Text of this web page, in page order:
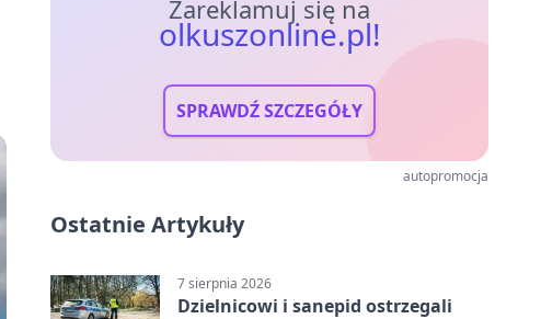
Zareklamuj się na
olkuszonline.pl!
SPRAWDŹ SZCZEGÓŁY
autopromocja
Ostatnie Artykuły
7 sierpnia 2026
Dzielnicowi i sanepid ostrzegali